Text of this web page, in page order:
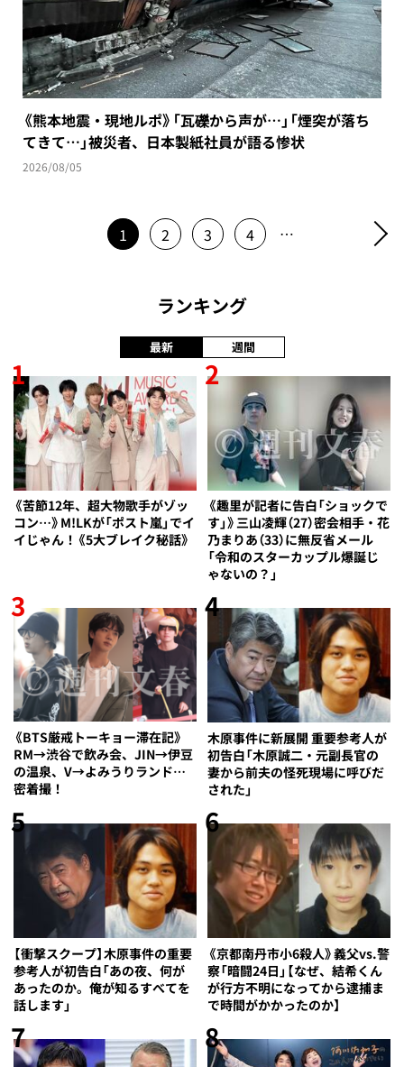
《熊本地震・現地ルポ》「瓦礫から声が…」「煙突が落ち
てきて…」被災者、日本製紙社員が語る惨状
2026/08/05
1 2 3 4 …
ランキング
最新 週間
1
《苦節12年、超大物歌手がゾッ
コン…》M!LKが「ポスト嵐」でイ
イじゃん！《5大ブレイク秘話》
2
《趣里が記者に告白「ショックで
す」》三山凌輝（27）密会相手・花
乃まりあ（33）に無反省メール
「令和のスターカップル爆誕じ
ゃないの？」
3
《BTS厳戒トーキョー滞在記》
RM→渋谷で飲み会、JIN→伊豆
の温泉、V→よみうりランド…
密着撮！
4
木原事件に新展開 重要参考人が
初告白「木原誠二・元副長官の
妻から前夫の怪死現場に呼びだ
された」
5
【衝撃スクープ】木原事件の重要
参考人が初告白「あの夜、何が
あったのか。俺が知るすべてを
話します」
6
《京都南丹市小6殺人》義父vs.警
察「暗闘24日」【なぜ、結希くん
が行方不明になってから逮捕ま
で時間がかかったのか】
7 8